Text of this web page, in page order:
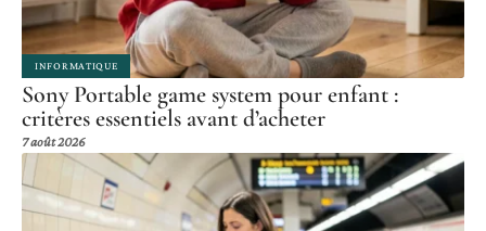
INFORMATIQUE
Sony Portable game system pour enfant :
critères essentiels avant d’acheter
7 août 2026